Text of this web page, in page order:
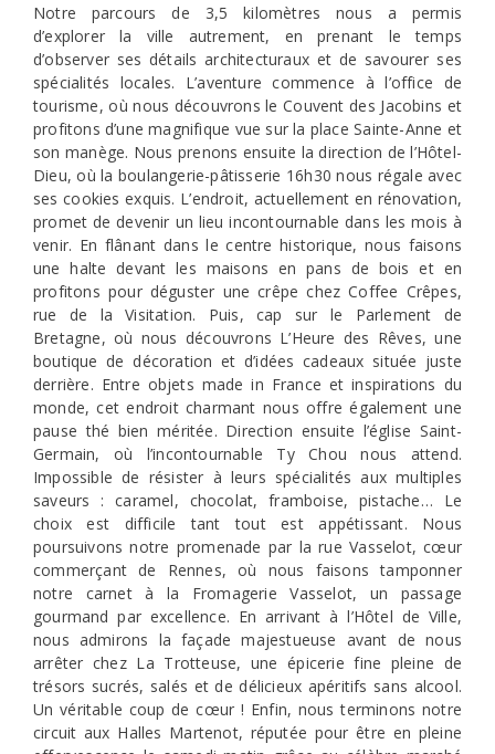
Notre parcours de 3,5 kilomètres nous a permis
d’explorer la ville autrement, en prenant le temps
d’observer ses détails architecturaux et de savourer ses
spécialités locales. L’aventure commence à l’office de
tourisme, où nous découvrons le Couvent des Jacobins et
profitons d’une magnifique vue sur la place Sainte-Anne et
son manège. Nous prenons ensuite la direction de l’Hôtel-
Dieu, où la boulangerie-pâtisserie 16h30 nous régale avec
ses cookies exquis. L’endroit, actuellement en rénovation,
promet de devenir un lieu incontournable dans les mois à
venir. En flânant dans le centre historique, nous faisons
une halte devant les maisons en pans de bois et en
profitons pour déguster une crêpe chez Coffee Crêpes,
rue de la Visitation. Puis, cap sur le Parlement de
Bretagne, où nous découvrons L’Heure des Rêves, une
boutique de décoration et d’idées cadeaux située juste
derrière. Entre objets made in France et inspirations du
monde, cet endroit charmant nous offre également une
pause thé bien méritée. Direction ensuite l’église Saint-
Germain, où l’incontournable Ty Chou nous attend.
Impossible de résister à leurs spécialités aux multiples
saveurs : caramel, chocolat, framboise, pistache… Le
choix est difficile tant tout est appétissant. Nous
poursuivons notre promenade par la rue Vasselot, cœur
commerçant de Rennes, où nous faisons tamponner
notre carnet à la Fromagerie Vasselot, un passage
gourmand par excellence. En arrivant à l’Hôtel de Ville,
nous admirons la façade majestueuse avant de nous
arrêter chez La Trotteuse, une épicerie fine pleine de
trésors sucrés, salés et de délicieux apéritifs sans alcool.
Un véritable coup de cœur ! Enfin, nous terminons notre
circuit aux Halles Martenot, réputée pour être en pleine